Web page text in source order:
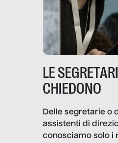
LE
CHIEDONO
Delle segretarie o
assistenti di
conosciamo solo i